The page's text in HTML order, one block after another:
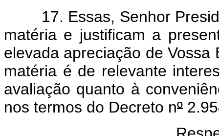
17. Essas, Senhor
matéria e justificam a
elevada apreciação de
matéria é de relevante
avaliação quanto à
nos termos do Decreto nº